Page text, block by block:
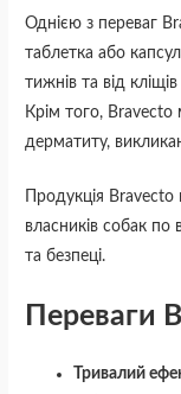
Однією з переваг
таблетка або
тижнів та від
Крім того, Bravecto
дерматиту,
Продукція
власників собак по
та безпеці.
Переваги
Тривалий